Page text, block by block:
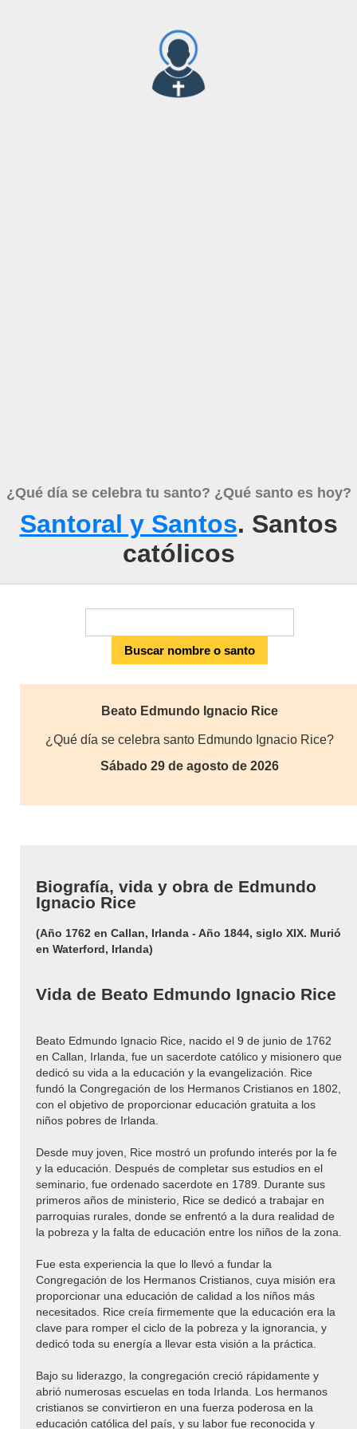
¿Qué día se celebra tu santo? ¿Qué santo es hoy?
Santoral y Santos. Santos
católicos
Beato Edmundo Ignacio Rice
¿Qué día se celebra santo Edmundo Ignacio Rice?
Sábado 29 de agosto de 2026
Biografía, vida y obra de Edmundo
Ignacio Rice
(Año 1762 en Callan, Irlanda - Año 1844, siglo XIX. Murió
en Waterford, Irlanda)
Vida de Beato Edmundo Ignacio Rice
Beato Edmundo Ignacio Rice, nacido el 9 de junio de 1762
en Callan, Irlanda, fue un sacerdote católico y misionero que
dedicó su vida a la educación y la evangelización. Rice
fundó la Congregación de los Hermanos Cristianos en 1802,
con el objetivo de proporcionar educación gratuita a los
niños pobres de Irlanda.
Desde muy joven, Rice mostró un profundo interés por la fe
y la educación. Después de completar sus estudios en el
seminario, fue ordenado sacerdote en 1789. Durante sus
primeros años de ministerio, Rice se dedicó a trabajar en
parroquias rurales, donde se enfrentó a la dura realidad de
la pobreza y la falta de educación entre los niños de la zona.
Fue esta experiencia la que lo llevó a fundar la
Congregación de los Hermanos Cristianos, cuya misión era
proporcionar una educación de calidad a los niños más
necesitados. Rice creía firmemente que la educación era la
clave para romper el ciclo de la pobreza y la ignorancia, y
dedicó toda su energía a llevar esta visión a la práctica.
Bajo su liderazgo, la congregación creció rápidamente y
abrió numerosas escuelas en toda Irlanda. Los hermanos
cristianos se convirtieron en una fuerza poderosa en la
educación católica del país, y su labor fue reconocida y